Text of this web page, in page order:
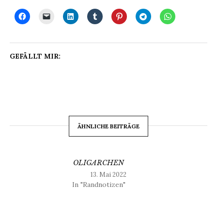
GEFÄLLT MIR:
ÄHNLICHE BEITRÄGE
OLIGARCHEN
13. Mai 2022
In "Randnotizen"